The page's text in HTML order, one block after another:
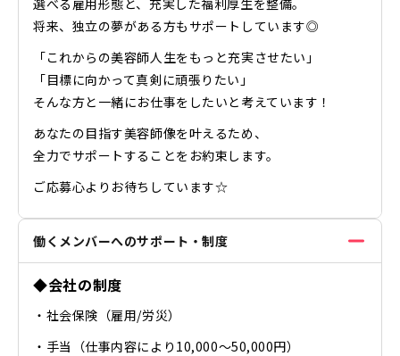
将来、独立の夢がある方もサポートしています◎
「これからの美容師人生をもっと充実させたい」
「目標に向かって真剣に頑張りたい」
そんな方と一緒にお仕事をしたいと考えています！
あなたの目指す美容師像を叶えるため、
全力でサポートすることをお約束します。
ご応募心よりお待ちしています☆
働くメンバーへのサポート・制度
◆会社の制度
・社会保険（雇用/労災）
・手当（仕事内容により10,000〜50,000円）